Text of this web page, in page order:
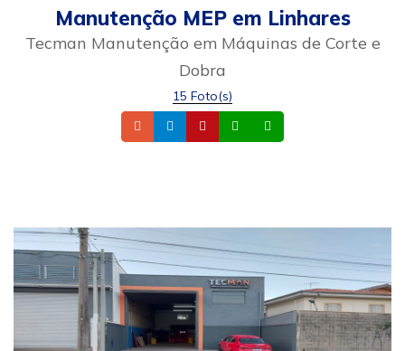
Manutenção MEP em Linhares
Tecman Manutenção em Máquinas de Corte e
Dobra
15 Foto(s)
TelefoneInstagram
Site Whatsapp